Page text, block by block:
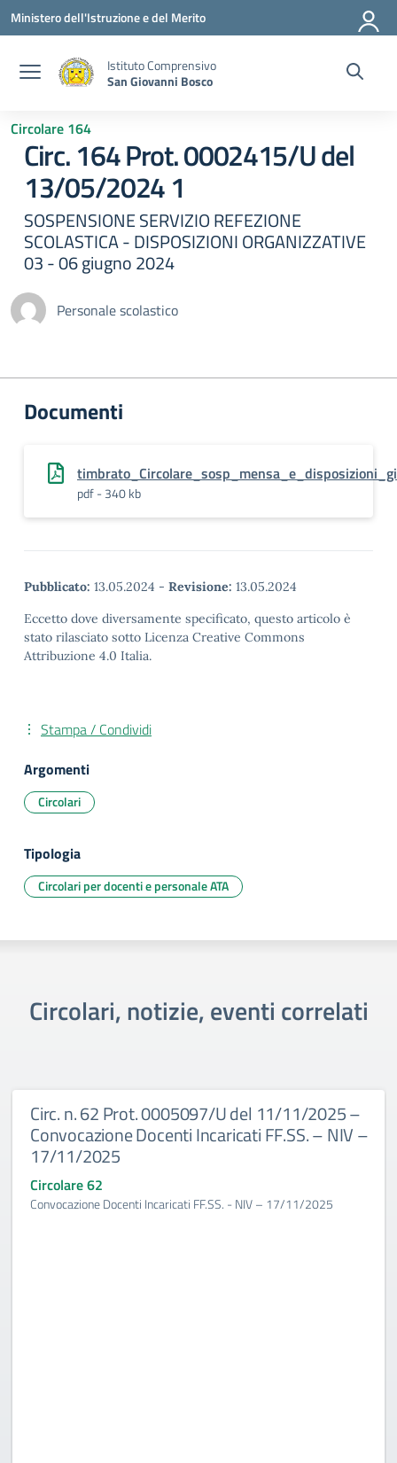
Vai ai contenuti
Vai al menu di navigazione
Vai al footer
Ministero dell'Istruzione e del Merito
Istituto Comprensivo
San Giovanni Bosco
Circolare 164
Circ. 164 Prot. 0002415/U del
13/05/2024 1
SOSPENSIONE SERVIZIO REFEZIONE
SCOLASTICA - DISPOSIZIONI ORGANIZZATIVE
03 - 06 giugno 2024
Personale scolastico
Documenti
pdf - 340 kb
Pubblicato: 13.05.2024 - Revisione: 13.05.2024
Eccetto dove diversamente specificato, questo articolo è
stato rilasciato sotto Licenza Creative Commons
Attribuzione 4.0 Italia.
Stampa / Condividi
Argomenti
Circolari
Tipologia
Circolari per docenti e personale ATA
Circolari, notizie, eventi correlati
Circ. n. 62 Prot. 0005097/U del 11/11/2025 –
Convocazione Docenti Incaricati FF.SS. – NIV –
17/11/2025
Circolare 62
Convocazione Docenti Incaricati FF.SS. - NIV – 17/11/2025